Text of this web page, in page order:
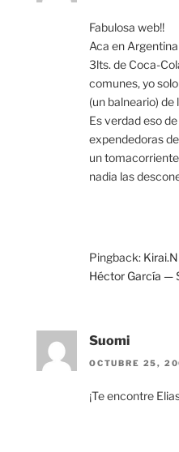
Fabulosa web!!
Aca en
3lts. de Coca-
comunes, yo
(un balneario)
Es verdad eso
expendedoras
un
nadia las
Pingback:
Héctor García —
Suomi
OCTUBRE 25,
¡Te encontre